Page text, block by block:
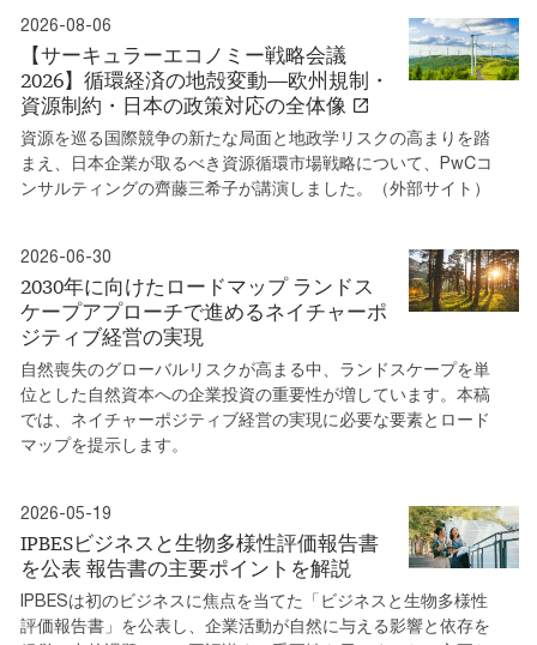
2026-08-06
【サーキュラーエコノミー戦略会議
2026】循環経済の地殻変動―欧州規制・
資源制約・日本の政策対応の全体像
資源を巡る国際競争の新たな局面と地政学リスクの高まりを踏
まえ、日本企業が取るべき資源循環市場戦略について、PwCコ
ンサルティングの齊藤三希子が講演しました。（外部サイト）
2026-06-30
2030年に向けたロードマップ ランドス
ケープアプローチで進めるネイチャーポ
ジティブ経営の実現
自然喪失のグローバルリスクが高まる中、ランドスケープを単
位とした自然資本への企業投資の重要性が増しています。本稿
では、ネイチャーポジティブ経営の実現に必要な要素とロード
マップを提示します。
2026-05-19
IPBESビジネスと生物多様性評価報告書
を公表 報告書の主要ポイントを解説
IPBESは初のビジネスに焦点を当てた「ビジネスと生物多様性
評価報告書」を公表し、企業活動が自然に与える影響と依存を